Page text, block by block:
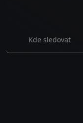
Kde sledovat